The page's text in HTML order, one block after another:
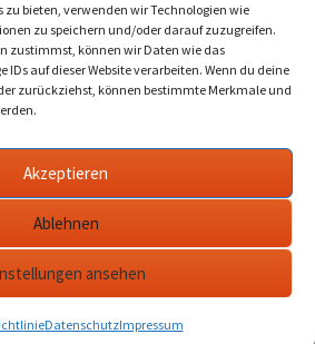
zu bieten, verwenden wir Technologien wie
zu speichern und/oder darauf zuzugreifen.
zustimmst, können wir Daten wie das
auf dieser Website verarbeiten. Wenn du deine
zurückziehst, können bestimmte Merkmale und
Akzeptieren
Ablehnen
ansehen
DatenschutzImpressum